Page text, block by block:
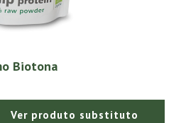
Biotona
Ver produto substituto